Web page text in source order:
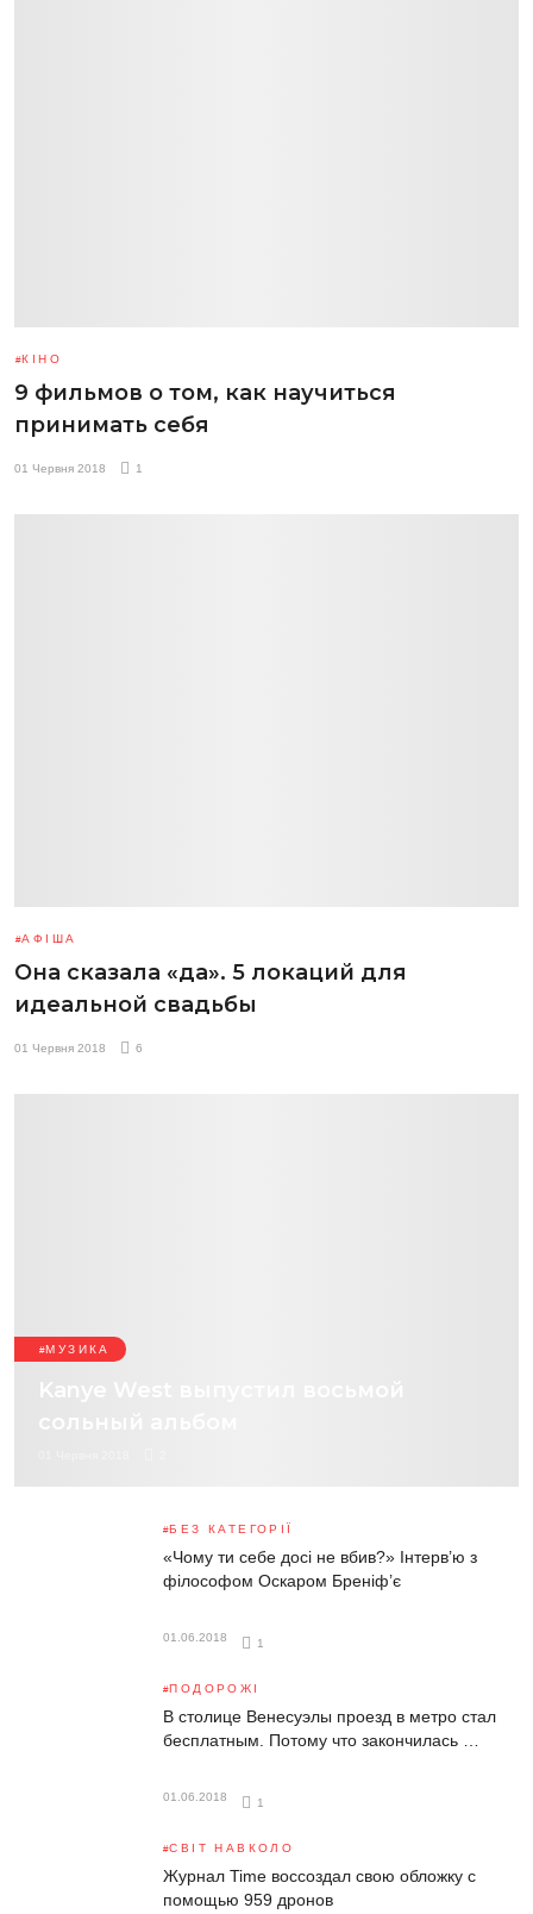
КІНО
9 фильмов о том, как научиться
принимать себя
01 Червня 2018 1
АФІША
Она сказала «да». 5 локаций для
идеальной свадьбы
01 Червня 2018 6
МУЗИКА
Kanye West выпустил восьмой
сольный альбом
БЕЗ КАТЕГОРІЇ
«Чому ти себе досі не вбив?» Інтерв’ю з
філософом Оскаром Бреніф’є
01.06.2018
1
ПОДОРОЖІ
В столице Венесуэлы проезд в метро стал
бесплатным. Потому что закончилась …
01.06.2018
1
СВІТ НАВКОЛО
Журнал Time воссоздал свою обложку с
помощью 959 дронов